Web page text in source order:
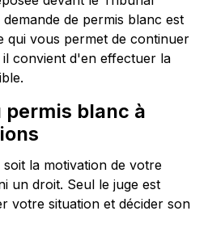
de permis blanc est
qui vous permet de continuer
convient d'en effectuer la
permis blanc à
la motivation de votre
un droit. Seul le juge est
votre situation et décider son